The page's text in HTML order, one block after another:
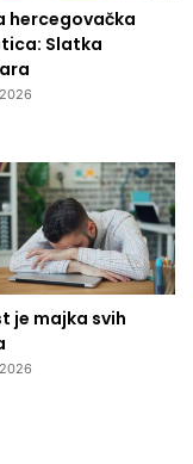
hercegovačka
Slatka
je majka svih